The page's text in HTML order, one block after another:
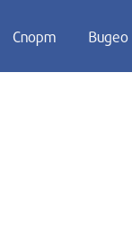
Спорт Видео